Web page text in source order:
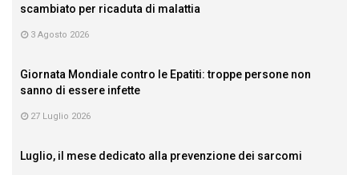
scambiato per ricaduta di malattia
3 Agosto 2026
Giornata Mondiale contro le Epatiti: troppe persone non
sanno di essere infette
27 Luglio 2026
Luglio, il mese dedicato alla prevenzione dei sarcomi